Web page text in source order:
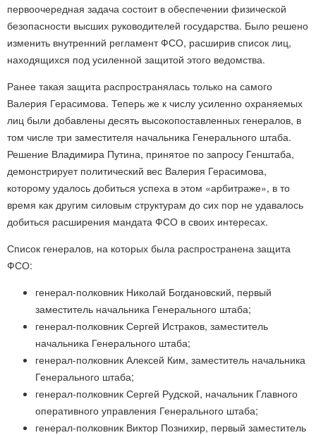
первоочередная задача состоит в обеспечении физической
безопасности высших руководителей государства. Было решено
изменить внутренний регламент ФСО, расширив список лиц,
находящихся под усиленной защитой этого ведомства.
Ранее такая защита распространялась только на самого
Валерия Герасимова. Теперь же к числу усиленно охраняемых
лиц были добавлены десять высокопоставленных генералов, в
том числе три заместителя начальника Генерального штаба.
Решение Владимира Путина, принятое по запросу Генштаба,
демонстрирует политический вес Валерия Герасимова,
которому удалось добиться успеха в этом «арбитраже», в то
время как другим силовым структурам до сих пор не удавалось
добиться расширения мандата ФСО в своих интересах.
Список генералов, на которых была распространена защита
ФСО:
генерал-полковник Николай Богдановский, первый
заместитель начальника Генерального штаба;
генерал-полковник Сергей Истраков, заместитель
начальника Генерального штаба;
генерал-полковник Алексей Ким, заместитель начальника
Генерального штаба;
генерал-полковник Сергей Рудской, начальник Главного
оперативного управления Генерального штаба;
генерал-полковник Виктор Познихир, первый заместитель